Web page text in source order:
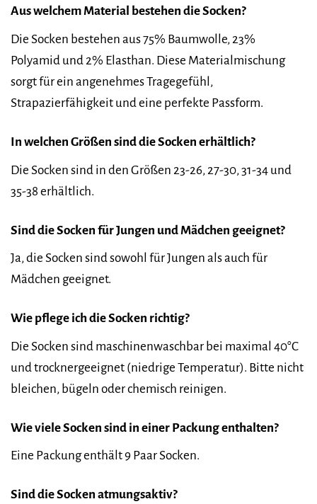
Aus welchem Material bestehen die Socken?
Die Socken bestehen aus 75% Baumwolle, 23%
Polyamid und 2% Elasthan. Diese Materialmischung
sorgt für ein angenehmes Tragegefühl,
Strapazierfähigkeit und eine perfekte Passform.
In welchen Größen sind die Socken erhältlich?
Die Socken sind in den Größen 23-26, 27-30, 31-34 und
35-38 erhältlich.
Sind die Socken für Jungen und Mädchen geeignet?
Ja, die Socken sind sowohl für Jungen als auch für
Mädchen geeignet.
Wie pflege ich die Socken richtig?
Die Socken sind maschinenwaschbar bei maximal 40°C
und trocknergeeignet (niedrige Temperatur). Bitte nicht
bleichen, bügeln oder chemisch reinigen.
Wie viele Socken sind in einer Packung enthalten?
Eine Packung enthält 9 Paar Socken.
Sind die Socken atmungsaktiv?